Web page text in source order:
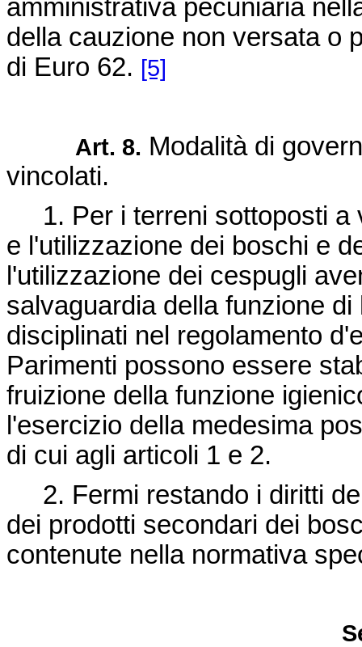
amministrativa pecuniaria
della cauzione non versata o
di Euro 62. [5]
Art. 8. Modalità di
vincolati.
1. Per i terreni sottoposti a
e l'utilizzazione dei boschi e
l'utilizzazione dei cespugli
salvaguardia della funzione
disciplinati nel regolamento
Parimenti possono essere
fruizione della funzione
l'esercizio della medesima
di cui agli articoli 1 e 2.
2. Fermi restando i diritti
dei prodotti secondari dei
contenute nella normativa